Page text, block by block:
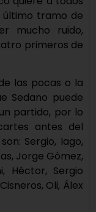
último tramo de
mucho ruido,
primeros de
las pocas o la
Sedano puede
partido, por lo
antes del
Sergio, Iago,
Jorge Gómez,
Héctor, Sergio
Oli, Álex